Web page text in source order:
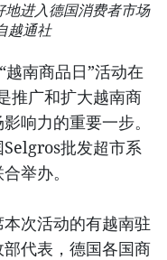
地进入德国消费者市场
越通社
南商品日”活动在
推广和扩大越南商
响力的重要一步。
批发超市系
举办。
次活动的有越南驻
代表，德国各国商